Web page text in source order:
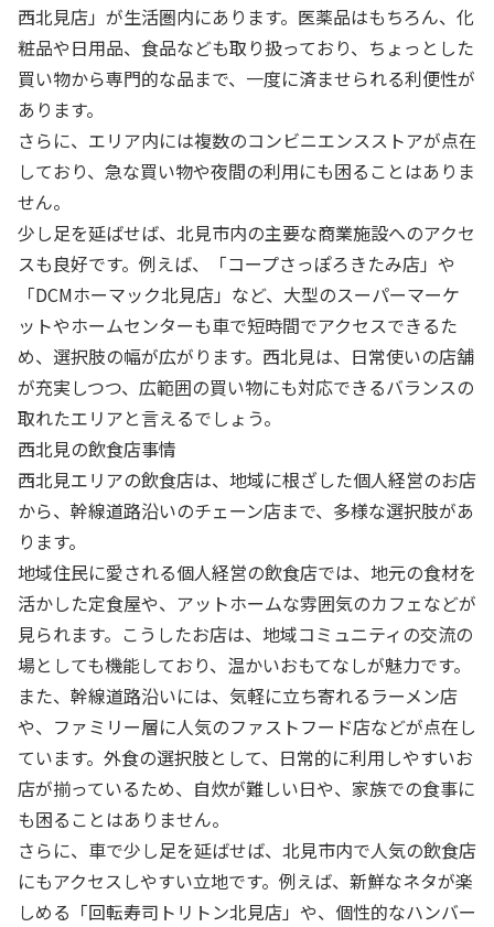
西北見店」が生活圏内にあります。医薬品はもちろん、化
粧品や日用品、食品なども取り扱っており、ちょっとした
買い物から専門的な品まで、一度に済ませられる利便性が
あります。
さらに、エリア内には複数のコンビニエンスストアが点在
しており、急な買い物や夜間の利用にも困ることはありま
せん。
少し足を延ばせば、北見市内の主要な商業施設へのアクセ
スも良好です。例えば、「コープさっぽろきたみ店」や
「DCMホーマック北見店」など、大型のスーパーマーケ
ットやホームセンターも車で短時間でアクセスできるた
め、選択肢の幅が広がります。西北見は、日常使いの店舗
が充実しつつ、広範囲の買い物にも対応できるバランスの
取れたエリアと言えるでしょう。
西北見の飲食店事情
西北見エリアの飲食店は、地域に根ざした個人経営のお店
から、幹線道路沿いのチェーン店まで、多様な選択肢があ
ります。
地域住民に愛される個人経営の飲食店では、地元の食材を
活かした定食屋や、アットホームな雰囲気のカフェなどが
見られます。こうしたお店は、地域コミュニティの交流の
場としても機能しており、温かいおもてなしが魅力です。
また、幹線道路沿いには、気軽に立ち寄れるラーメン店
や、ファミリー層に人気のファストフード店などが点在し
ています。外食の選択肢として、日常的に利用しやすいお
店が揃っているため、自炊が難しい日や、家族での食事に
も困ることはありません。
さらに、車で少し足を延ばせば、北見市内で人気の飲食店
にもアクセスしやすい立地です。例えば、新鮮なネタが楽
しめる「回転寿司トリトン北見店」や、個性的なハンバー